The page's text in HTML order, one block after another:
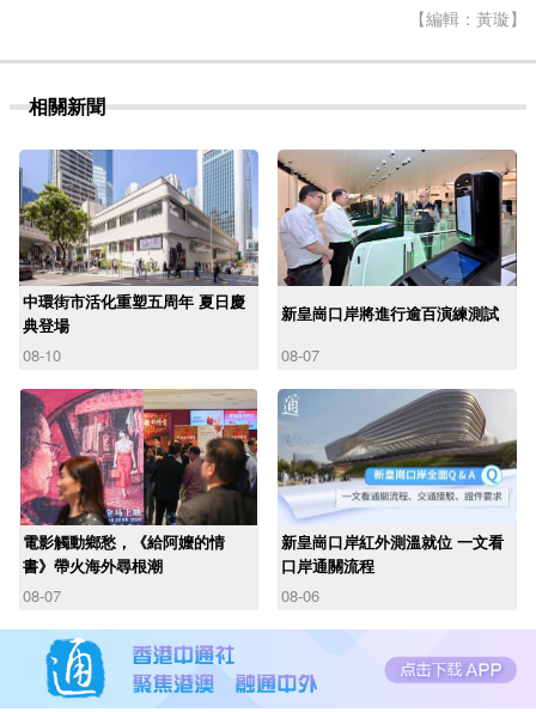
【編輯：黃璇】
相關新聞
中環街市活化重塑五周年 夏日慶
典登場
08-10
新皇崗口岸將進行逾百演練測試
08-07
電影觸動鄉愁，《給阿嬤的情
書》帶火海外尋根潮
08-07
新皇崗口岸紅外測溫就位 一文看
口岸通關流程
08-06